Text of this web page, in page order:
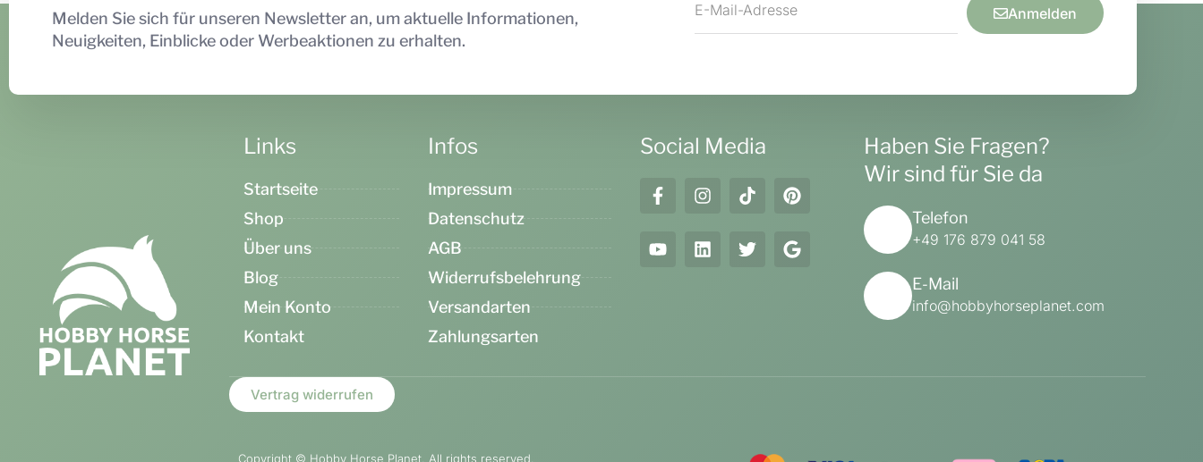
Melden Sie sich für unseren Newsletter an, um aktuelle Informationen,
Neuigkeiten, Einblicke oder Werbeaktionen zu erhalten.
Anmelden
Links
Startseite
Shop
Über uns
Blog
Mein Konto
Kontakt
Infos
Impressum
Datenschutz
AGB
Widerrufsbelehrung
Versandarten
Zahlungsarten
Social Media
Haben Sie Fragen?
Wir sind für Sie da
Telefon
+49 176 879 041 58
E-Mail
info@hobbyhorseplanet.com
Vertrag widerrufen
Copyright © Hobby Horse Planet. All rights reserved.